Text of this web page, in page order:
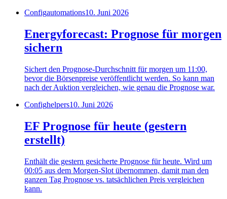
Configautomations10. Juni 2026
Energyforecast: Prognose für morgen
sichern
Sichert den Prognose-Durchschnitt für morgen um 11:00,
bevor die Börsenpreise veröffentlicht werden. So kann man
nach der Auktion vergleichen, wie genau die Prognose war.
Confighelpers10. Juni 2026
EF Prognose für heute (gestern
erstellt)
Enthält die gestern gesicherte Prognose für heute. Wird um
00:05 aus dem Morgen-Slot übernommen, damit man den
ganzen Tag Prognose vs. tatsächlichen Preis vergleichen
kann.